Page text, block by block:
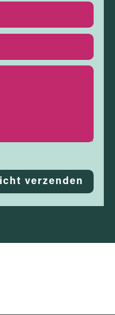
verzenden